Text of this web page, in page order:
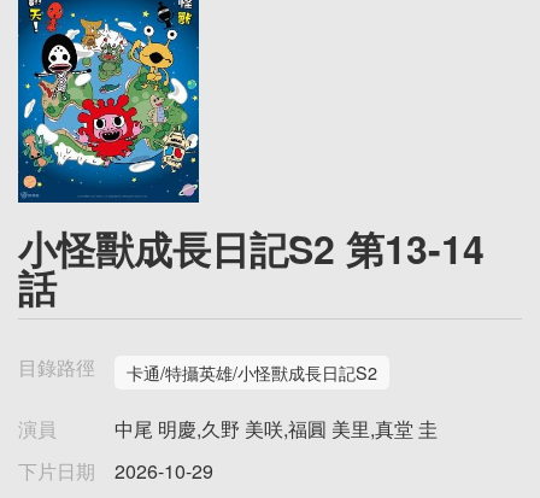
小怪獸成長日記S2 第13-14
話
目錄路徑 卡通/特攝英雄/小怪獸成長日記S2
演員
中尾 明慶,久野 美咲,福圓 美里,真堂 圭
下片日期
2026-10-29